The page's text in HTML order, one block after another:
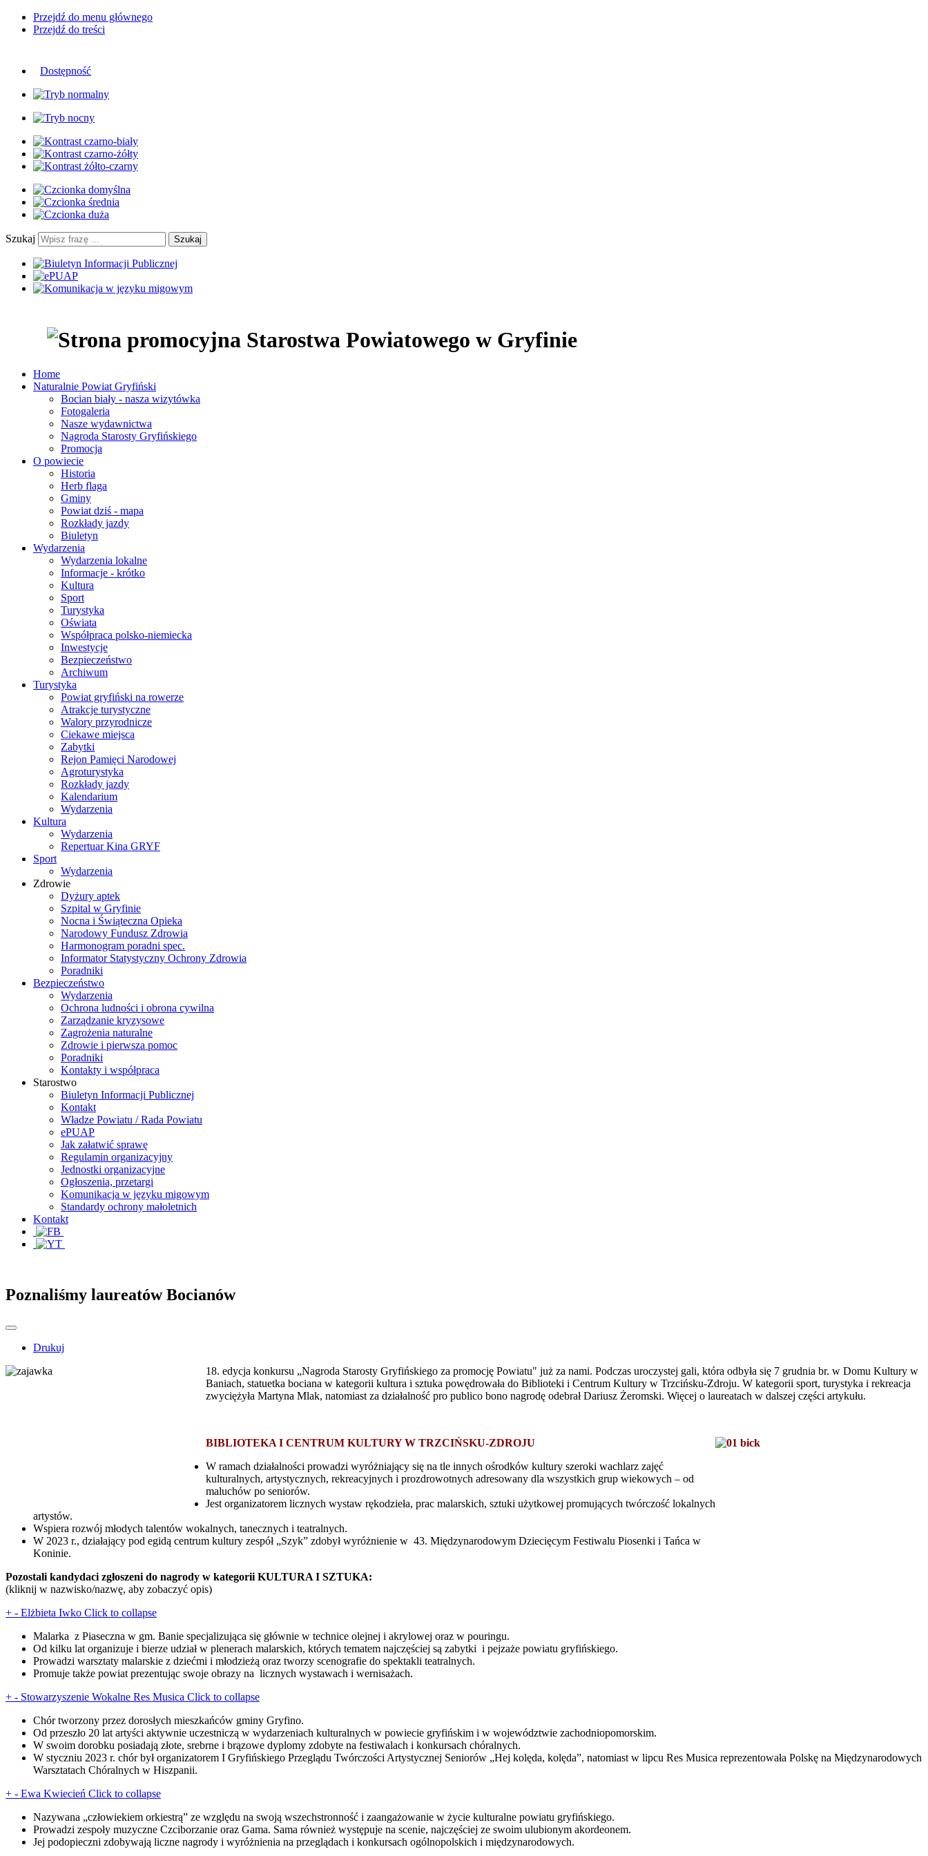
Przejdź do menu głównego
Przejdź do treści
Dostępność
Szukaj Szukaj
Home
Naturalnie Powiat Gryfiński
Bocian biały - nasza wizytówka
Fotogaleria
Nasze wydawnictwa
Nagroda Starosty Gryfińskiego
Promocja
O powiecie
Historia
Herb flaga
Gminy
Powiat dziś - mapa
Rozkłady jazdy
Biuletyn
Wydarzenia
Wydarzenia lokalne
Informacje - krótko
Kultura
Sport
Turystyka
Oświata
Współpraca polsko-niemiecka
Inwestycje
Bezpieczeństwo
Archiwum
Turystyka
Powiat gryfiński na rowerze
Atrakcje turystyczne
Walory przyrodnicze
Ciekawe miejsca
Zabytki
Rejon Pamięci Narodowej
Agroturystyka
Rozkłady jazdy
Kalendarium
Wydarzenia
Kultura
Wydarzenia
Repertuar Kina GRYF
Sport
Wydarzenia
Zdrowie
Dyżury aptek
Szpital w Gryfinie
Nocna i Świąteczna Opieka
Narodowy Fundusz Zdrowia
Harmonogram poradni spec.
Informator Statystyczny Ochrony Zdrowia
Poradniki
Bezpieczeństwo
Wydarzenia
Ochrona ludności i obrona cywilna
Zarządzanie kryzysowe
Zagrożenia naturalne
Zdrowie i pierwsza pomoc
Poradniki
Kontakty i współpraca
Starostwo
Biuletyn Informacji Publicznej
Kontakt
Władze Powiatu / Rada Powiatu
ePUAP
Jak załatwić sprawę
Regulamin organizacyjny
Jednostki organizacyjne
Ogłoszenia, przetargi
Komunikacja w języku migowym
Standardy ochrony małoletnich
Kontakt
Poznaliśmy laureatów Bocianów
Drukuj
18. edycja konkursu „Nagroda Starosty Gryfińskiego za promocję Powiatu" już za nami. Podczas uroczystej gali, która odbyła się 7 grudnia br. w Domu Kultury w
Baniach, statuetka bociana w kategorii kultura i sztuka powędrowała do Biblioteki i Centrum Kultury w Trzcińsku-Zdroju. W kategorii sport, turystyka i rekreacja
zwyciężyła Martyna Mlak, natomiast za działalność pro publico bono nagrodę odebrał Dariusz Żeromski. Więcej o laureatach w dalszej części artykułu.
BIBLIOTEKA I CENTRUM KULTURY W TRZCIŃSKU-ZDROJU
W ramach działalności prowadzi wyróżniający się na tle innych ośrodków kultury szeroki wachlarz zajęć
kulturalnych, artystycznych, rekreacyjnych i prozdrowotnych adresowany dla wszystkich grup wiekowych – od
maluchów po seniorów.
Jest organizatorem licznych wystaw rękodzieła, prac malarskich, sztuki użytkowej promujących twórczość lokalnych
artystów.
Wspiera rozwój młodych talentów wokalnych, tanecznych i teatralnych.
W 2023 r., działający pod egidą centrum kultury zespół „Szyk” zdobył wyróżnienie w 43. Międzynarodowym Dziecięcym Festiwalu Piosenki i Tańca w
Koninie.
Pozostali kandydaci zgłoszeni do nagrody w kategorii KULTURA I SZTUKA:
(kliknij w nazwisko/nazwę, aby zobaczyć opis)
+ - Elżbieta Iwko Click to collapse
Malarka z Piaseczna w gm. Banie specjalizująca się głównie w technice olejnej i akrylowej oraz w pouringu.
Od kilku lat organizuje i bierze udział w plenerach malarskich, których tematem najczęściej są zabytki i pejzaże powiatu gryfińskiego.
Prowadzi warsztaty malarskie z dziećmi i młodzieżą oraz tworzy scenografie do spektakli teatralnych.
Promuje także powiat prezentując swoje obrazy na licznych wystawach i wernisażach.
+ - Stowarzyszenie Wokalne Res Musica Click to collapse
Chór tworzony przez dorosłych mieszkańców gminy Gryfino.
Od przeszło 20 lat artyści aktywnie uczestniczą w wydarzeniach kulturalnych w powiecie gryfińskim i w województwie zachodniopomorskim.
W swoim dorobku posiadają złote, srebrne i brązowe dyplomy zdobyte na festiwalach i konkursach chóralnych.
W styczniu 2023 r. chór był organizatorem I Gryfińskiego Przeglądu Twórczości Artystycznej Seniorów „Hej kolęda, kolęda”, natomiast w lipcu Res Musica reprezentowała Polskę na Międzynarodowych
Warsztatach Chóralnych w Hiszpanii.
+ - Ewa Kwiecień Click to collapse
Nazywana „człowiekiem orkiestrą” ze względu na swoją wszechstronność i zaangażowanie w życie kulturalne powiatu gryfińskiego.
Prowadzi zespoły muzyczne Czciborzanie oraz Gama. Sama również występuje na scenie, najczęściej ze swoim ulubionym akordeonem.
Jej podopieczni zdobywają liczne nagrody i wyróżnienia na przeglądach i konkursach ogólnopolskich i międzynarodowych.